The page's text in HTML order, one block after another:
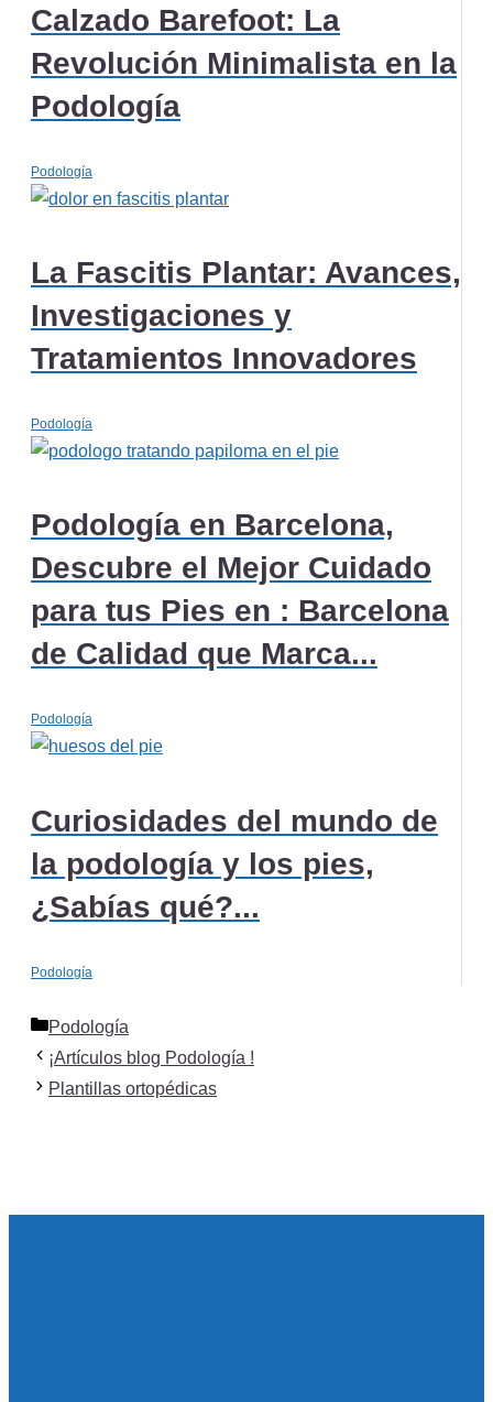
Calzado Barefoot: La
Revolución Minimalista en la
Podología
Podología
La Fascitis Plantar: Avances,
Investigaciones y
Tratamientos Innovadores
Podología
Podología en Barcelona,
Descubre el Mejor Cuidado
para tus Pies en : Barcelona
de Calidad que Marca...
Podología
Curiosidades del mundo de
la podología y los pies,
¿Sabías qué?...
Podología
Categorías
Podología
¡Artículos blog Podología !
Plantillas ortopédicas